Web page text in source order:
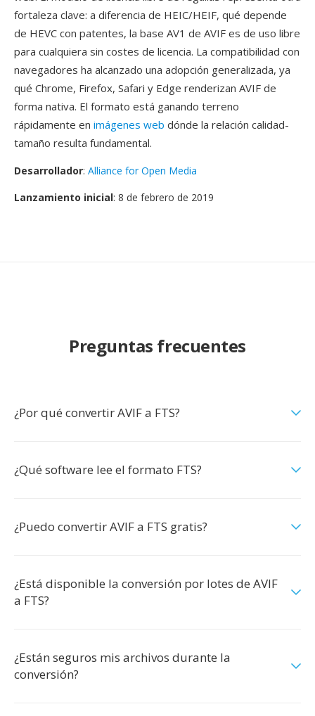
fortaleza clave: a diferencia de HEIC/HEIF, qué depende
de HEVC con patentes, la base AV1 de AVIF es de uso libre
para cualquiera sin costes de licencia. La compatibilidad con
navegadores ha alcanzado una adopción generalizada, ya
qué Chrome, Firefox, Safari y Edge renderizan AVIF de
forma nativa. El formato está ganando terreno
rápidamente en imágenes web dónde la relación calidad-
tamaño resulta fundamental.
Desarrollador: Alliance for Open Media
Lanzamiento inicial: 8 de febrero de 2019
Preguntas frecuentes
¿Por qué convertir AVIF a FTS?
¿Qué software lee el formato FTS?
¿Puedo convertir AVIF a FTS gratis?
¿Está disponible la conversión por lotes de AVIF
a FTS?
¿Están seguros mis archivos durante la
conversión?